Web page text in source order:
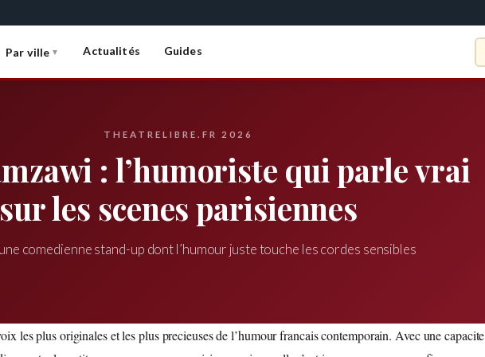
Par ville ▼ Actualités Guides
THEATRELIBRE.FR 2026
: l’humoriste qui parle vrai
sur les scenes parisiennes
comedienne stand-up dont l’humour juste touche les cordes sensibles
les plus originales et les plus precieuses de l’humour francais contemporain. Avec une capacite